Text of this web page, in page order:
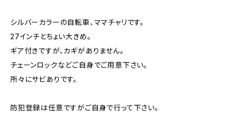
シルバーカラーの自転車、ママチャリです。
27インチとちょい大きめ。
ギア付きですが、カギがありません。
チェーンロックなどご自身でご用意下さい。
所々にサビありです。
防犯登録は任意ですがご自身で行って下さい。